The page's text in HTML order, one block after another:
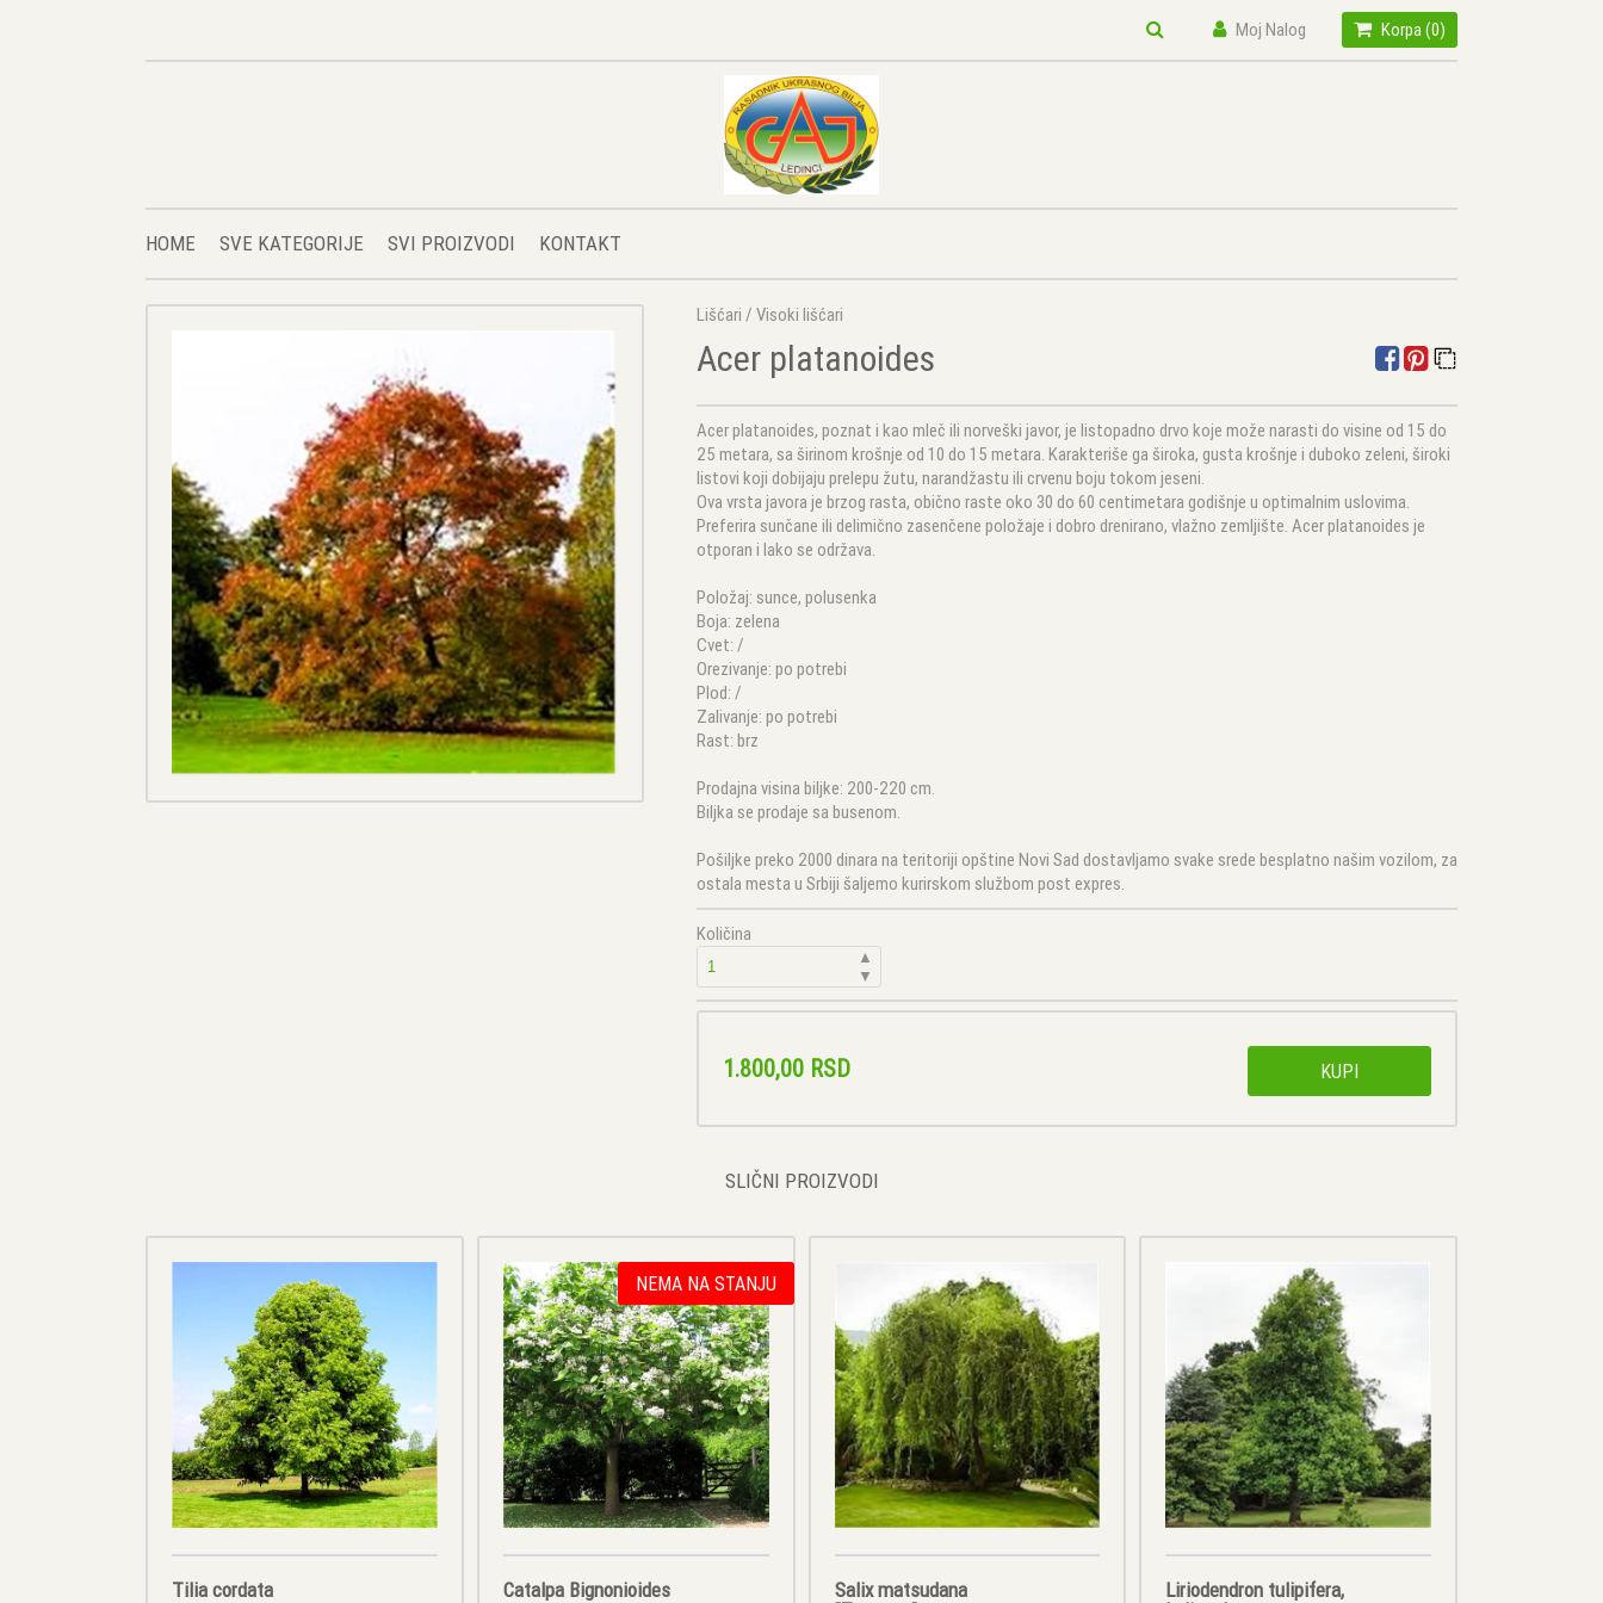
Moj Nalog Korpa (0)
HOME SVE KATEGORIJE SVI PROIZVODI KONTAKT
Lišćari / Visoki lišćari
Acer platanoides
Acer platanoides, poznat i kao mleč ili norveški javor, je listopadno drvo koje može narasti do visine od 15 do
25 metara, sa širinom krošnje od 10 do 15 metara. Karakteriše ga široka, gusta krošnje i duboko zeleni, široki
listovi koji dobijaju prelepu žutu, narandžastu ili crvenu boju tokom jeseni.
Ova vrsta javora je brzog rasta, obično raste oko 30 do 60 centimetara godišnje u optimalnim uslovima.
Preferira sunčane ili delimično zasenčene položaje i dobro drenirano, vlažno zemljište. Acer platanoides je
otporan i lako se održava.
Položaj: sunce, polusenka
Boja: zelena
Cvet: /
Orezivanje: po potrebi
Plod: /
Zalivanje: po potrebi
Rast: brz
Prodajna visina biljke: 200-220 cm.
Biljka se prodaje sa busenom.
Pošiljke preko 2000 dinara na teritoriji opštine Novi Sad dostavljamo svake srede besplatno našim vozilom, za
ostala mesta u Srbiji šaljemo kurirskom službom post expres.
Količina
▲
▼
1.800,00 RSD KUPI
SLIČNI PROIZVODI
Tilia cordata
NEMA NA STANJU
Catalpa Bignonioides Salix matsudana Liriodendron tulipifera,